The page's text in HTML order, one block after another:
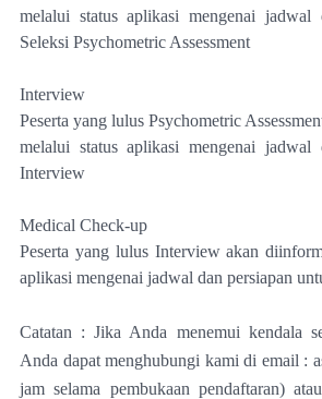
melalui status aplikasi mengenai jadwal
Seleksi Psychometric Assessment
Interview
Peserta yang lulus Psychometric
melalui status aplikasi mengenai jadwal
Interview
Medical Check-up
Peserta yang lulus Interview akan
aplikasi mengenai jadwal dan persiapan
Catatan :Jika Anda menemui kendala
Anda dapat menghubungi kami di email :
jam selama pembukaan pendaftaran)